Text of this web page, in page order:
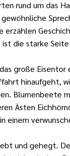
rund um das
erzählen
die starke Seite
große
hinaufgeht,
Blumenbeete
Ästen
einem
und gehegt.